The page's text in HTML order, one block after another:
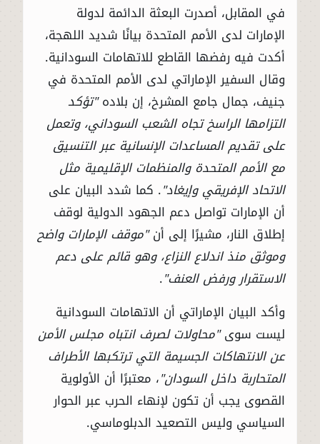
في المقابل، أصدرت البعثة الدائمة لدولة
الإمارات لدى الأمم المتحدة بيانًا شديد اللهجة،
أكدت فيه رفضها القاطع للاتهامات السودانية.
وقال السفير الإماراتي لدى الأمم المتحدة في
جنيف، جمال جامع المشرخ، إن بلاده"تؤكد
التزامها الراسخ تجاه الشعب السوداني، وتعمل
على تقديم المساعدات الإنسانية عبر التنسيق
مع الأمم المتحدة والمنظمات الإقليمية مثل
الاتحاد الإفريقي وإيغاد". كما شدد البيان على
أن الإمارات تواصل دعم الجهود الدولية لوقف
إطلاق النار، مشيرًا إلى أن"موقف الإمارات واضح
وموثق منذ اندلاع النزاع، وهو قائم على دعم
الاستقرار ورفض العنف".
وأكد البيان الإماراتي أن الاتهامات السودانية
ليست سوى"محاولات لصرف انتباه مجلس الأمن
عن الانتهاكات الجسيمة التي ترتكبها الأطراف
المتحاربة داخل السودان"، معتبرًا أن الأولوية
القصوى يجب أن تكون لإنهاء الحرب عبر الحوار
السياسي وليس التصعيد الدبلوماسي.